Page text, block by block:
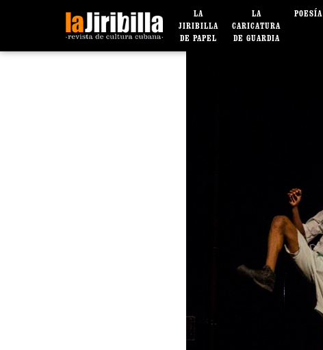
LA
JIRIBILLA
DE PAPEL
LA
CARICATURA
DE GUARDIA
POESÍA